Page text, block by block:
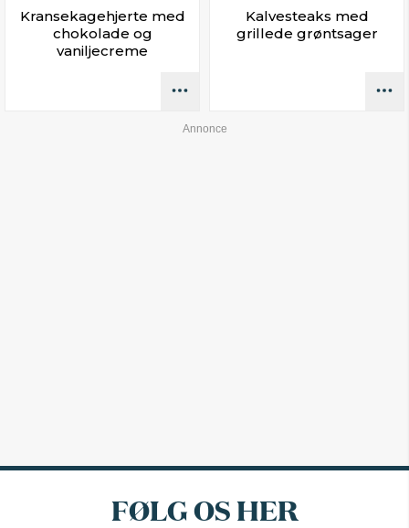
Kransekagehjerte med
chokolade og
vaniljecreme
Kalvesteaks med
grillede grøntsager
FØLG OS HER